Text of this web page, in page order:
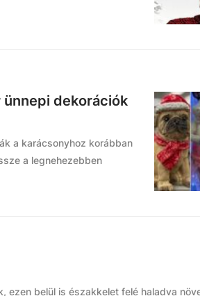
dekorációk
a karácsonyhoz korábban
a legnehezebben
belül is északkelet felé haladva